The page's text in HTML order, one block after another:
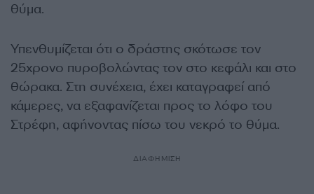
θύμα.
Υπενθυμίζεται ότι ο δράστης σκότωσε τον
25χρονο πυροβολώντας τον στο κεφάλι και στο
θώρακα. Στη συνέχεια, έχει καταγραφεί από
κάμερες, να εξαφανίζεται προς το λόφο του
Στρέφη, αφήνοντας πίσω του νεκρό το θύμα.
ΔΙΑΦΗΜΙΣΗ